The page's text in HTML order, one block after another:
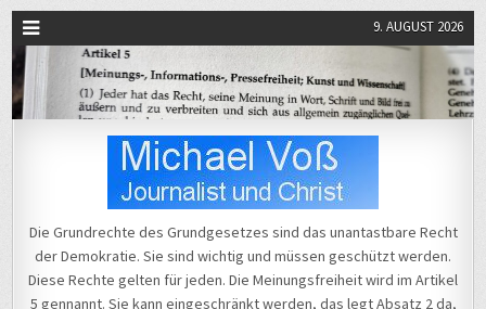
9. AUGUST 2026
Michael Voß
Die Grundrechte des Grundgesetzes sind das unantastbare Recht
der Demokratie. Sie sind wichtig und müssen geschützt werden.
Diese Rechte gelten für jeden. Die Meinungsfreiheit wird im Artikel
5 gennannt. Sie kann eingeschränkt werden, das legt Absatz 2 da,